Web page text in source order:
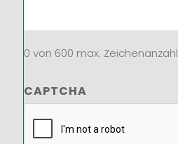
0 von 600 max. Zeichenanzahl
CAPTCHA